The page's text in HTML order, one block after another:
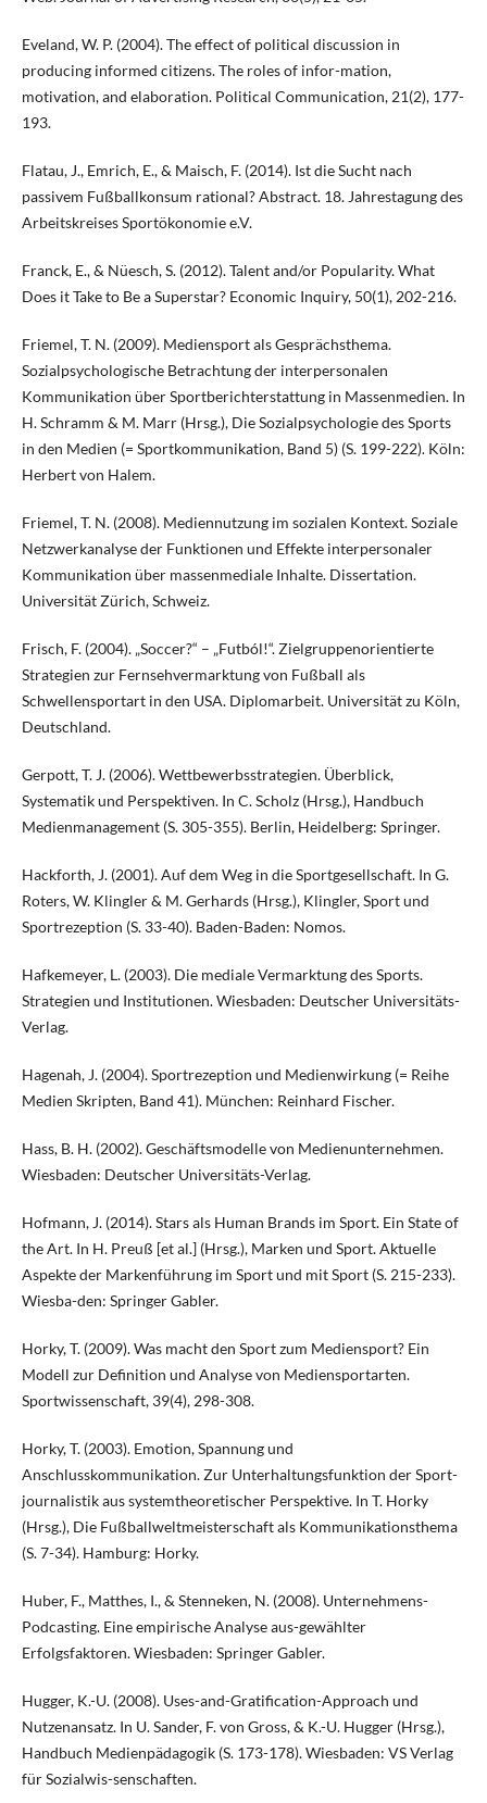
Eveland, W. P. (2004). The effect of political discussion in
producing informed citizens. The roles of infor-mation,
motivation, and elaboration. Political Communication, 21(2), 177-
193.
Flatau, J., Emrich, E., & Maisch, F. (2014). Ist die Sucht nach
passivem Fußballkonsum rational? Abstract. 18. Jahrestagung des
Arbeitskreises Sportökonomie e.V.
Franck, E., & Nüesch, S. (2012). Talent and/or Popularity. What
Does it Take to Be a Superstar? Economic Inquiry, 50(1), 202-216.
Friemel, T. N. (2009). Mediensport als Gesprächsthema.
Sozialpsychologische Betrachtung der interpersonalen
Kommunikation über Sportberichterstattung in Massenmedien. In
H. Schramm & M. Marr (Hrsg.), Die Sozialpsychologie des Sports
in den Medien (= Sportkommunikation, Band 5) (S. 199-222). Köln:
Herbert von Halem.
Friemel, T. N. (2008). Mediennutzung im sozialen Kontext. Soziale
Netzwerkanalyse der Funktionen und Effekte interpersonaler
Kommunikation über massenmediale Inhalte. Dissertation.
Universität Zürich, Schweiz.
Frisch, F. (2004). „Soccer?“ – „Futból!“. Zielgruppenorientierte
Strategien zur Fernsehvermarktung von Fußball als
Schwellensportart in den USA. Diplomarbeit. Universität zu Köln,
Deutschland.
Gerpott, T. J. (2006). Wettbewerbsstrategien. Überblick,
Systematik und Perspektiven. In C. Scholz (Hrsg.), Handbuch
Medienmanagement (S. 305-355). Berlin, Heidelberg: Springer.
Hackforth, J. (2001). Auf dem Weg in die Sportgesellschaft. In G.
Roters, W. Klingler & M. Gerhards (Hrsg.), Klingler, Sport und
Sportrezeption (S. 33-40). Baden-Baden: Nomos.
Hafkemeyer, L. (2003). Die mediale Vermarktung des Sports.
Strategien und Institutionen. Wiesbaden: Deutscher Universitäts-
Verlag.
Hagenah, J. (2004). Sportrezeption und Medienwirkung (= Reihe
Medien Skripten, Band 41). München: Reinhard Fischer.
Hass, B. H. (2002). Geschäftsmodelle von Medienunternehmen.
Wiesbaden: Deutscher Universitäts-Verlag.
Hofmann, J. (2014). Stars als Human Brands im Sport. Ein State of
the Art. In H. Preuß [et al.] (Hrsg.), Marken und Sport. Aktuelle
Aspekte der Markenführung im Sport und mit Sport (S. 215-233).
Wiesba-den: Springer Gabler.
Horky, T. (2009). Was macht den Sport zum Mediensport? Ein
Modell zur Definition und Analyse von Mediensportarten.
Sportwissenschaft, 39(4), 298-308.
Horky, T. (2003). Emotion, Spannung und
Anschlusskommunikation. Zur Unterhaltungsfunktion der Sport-
journalistik aus systemtheoretischer Perspektive. In T. Horky
(Hrsg.), Die Fußballweltmeisterschaft als Kommunikationsthema
(S. 7-34). Hamburg: Horky.
Huber, F., Matthes, I., & Stenneken, N. (2008). Unternehmens-
Podcasting. Eine empirische Analyse aus-gewählter
Erfolgsfaktoren. Wiesbaden: Springer Gabler.
Hugger, K.-U. (2008). Uses-and-Gratification-Approach und
Nutzenansatz. In U. Sander, F. von Gross, & K.-U. Hugger (Hrsg.),
Handbuch Medienpädagogik (S. 173-178). Wiesbaden: VS Verlag
für Sozialwis-senschaften.